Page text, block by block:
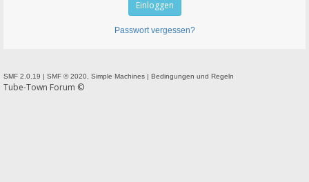
Passwort vergessen?
SMF 2.0.19 | SMF © 2020 Simple Machines | Bedingungen und Regeln
Tube-Town Forum ©